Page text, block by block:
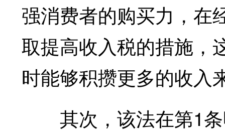
强消费者的购买力，在
取提高收入税的措施，
时能够积攒更多的收入
其次，该法在第1条